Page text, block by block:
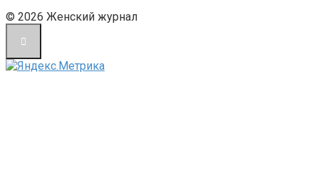
© 2026 Женский журнал